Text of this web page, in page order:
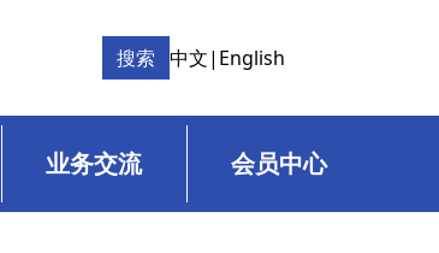
搜索 中文| English
业务交流 会员中心